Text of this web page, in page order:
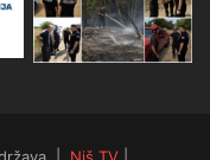
| Niš TV|